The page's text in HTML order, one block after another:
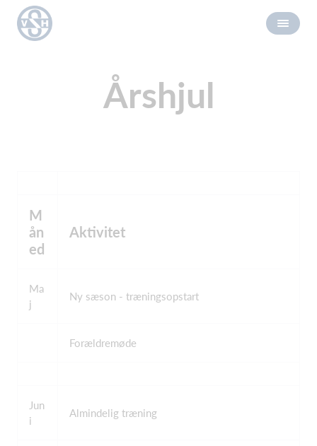
Årshjul
M
ån
ed
Aktivitet
Ma
j
Ny sæson - træningsopstart
Forældremøde
Jun
i
Almindelig træning